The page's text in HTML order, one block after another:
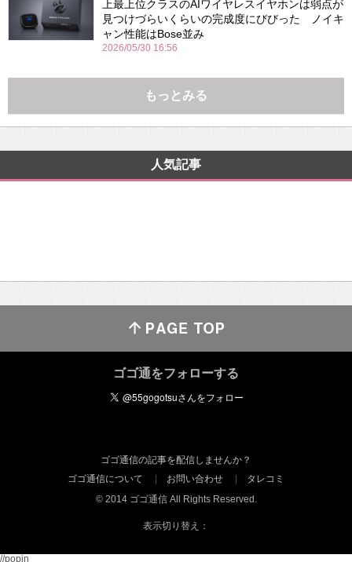
上最上位クラスのAIワイヤレスイヤホンは弱点が
見つけづらいくらいの完成度にびびった ノイキ
ャン性能はBose並み
2026/05/30 16:56
もっとみる
人気記事
ゴゴ通をフォローする
ゴゴ通信の記事を配信しませんか？
ゴゴ通信について
お問い合わせ
タレコミ
© 2014 ゴゴ通信 All Rights Reserved.
表示切り替え：
//popin